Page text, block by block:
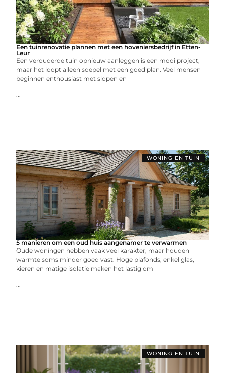
Een tuinrenovatie plannen met een hoveniersbedrijf in Etten-
Leur
Een verouderde tuin opnieuw aanleggen is een mooi project,
maar het loopt alleen soepel met een goed plan. Veel mensen
beginnen enthousiast met slopen en
...
WONING EN TUIN
5 manieren om een oud huis aangenamer te verwarmen
Oude woningen hebben vaak veel karakter, maar houden
warmte soms minder goed vast. Hoge plafonds, enkel glas,
kieren en matige isolatie maken het lastig om
...
WONING EN TUIN